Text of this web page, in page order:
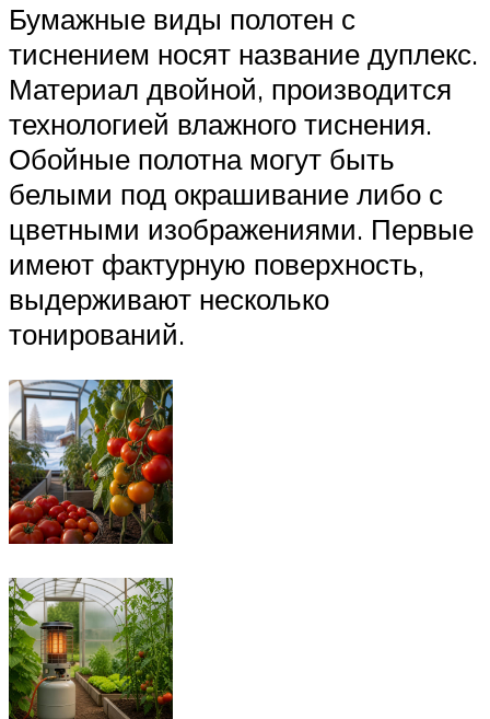
Бумажные виды полотен с
тиснением носят название дуплекс.
Материал двойной, производится
технологией влажного тиснения.
Обойные полотна могут быть
белыми под окрашивание либо с
цветными изображениями. Первые
имеют фактурную поверхность,
выдерживают несколько
тонирований.